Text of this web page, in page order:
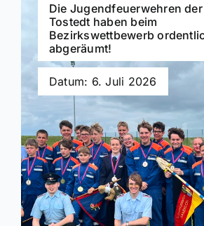
Die Jugendfeuerwehren der
Tostedt haben beim
Bezirkswettbewerb
abgeräumt!
Datum: 6. Juli 2026